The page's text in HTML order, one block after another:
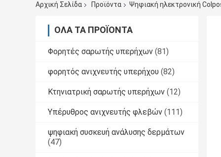
Αρχική Σελίδα Προϊόντα Ψηφιακή ηλεκτρονική
ΌΛΑ ΤΑ ΠΡΟΪΌΝΤΑ
Φορητές σαρωτής υπερήχων (81)
φορητός ανιχνευτής υπερήχου (82)
Κτηνιατρική σαρωτής υπερήχων (12)
Υπέρυθρος ανιχνευτής φλεβών (111)
ψηφιακή συσκευή ανάλυσης δερμάτων
(47)